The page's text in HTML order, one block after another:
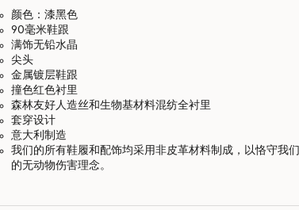
颜色：漆黑色
90毫米鞋跟
满饰无铅水晶
尖头
金属镀层鞋跟
撞色红色衬里
森林友好人造丝和生物基材料混纺全衬里
套穿设计
意大利制造
我们的所有鞋履和配饰均采用非皮革材料制成，以恪守我们
的无动物伤害理念。